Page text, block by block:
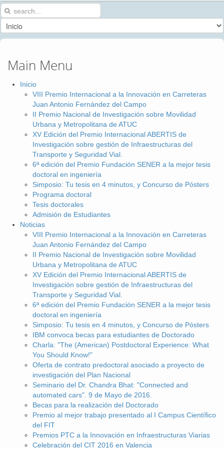
Main Menu
Inicio
VIII Premio Internacional a la Innovación en Carreteras
Juan Antonio Fernández del Campo
II Premio Nacional de Investigación sobre Movilidad
Urbana y Metropolitana de ATUC
XV Edición del Premio Internacional ABERTIS de
Investigación sobre gestión de Infraestructuras del
Transporte y Seguridad Vial.
6ª edición del Premio Fundación SENER a la mejor tesis
doctoral en ingeniería
Simposio: Tu tesis en 4 minutos, y Concurso de Pósters
Programa doctoral
Tesis doctorales
Admisión de Estudiantes
Noticias
VIII Premio Internacional a la Innovación en Carreteras
Juan Antonio Fernández del Campo
II Premio Nacional de Investigación sobre Movilidad
Urbana y Metropolitana de ATUC
XV Edición del Premio Internacional ABERTIS de
Investigación sobre gestión de Infraestructuras del
Transporte y Seguridad Vial.
6ª edición del Premio Fundación SENER a la mejor tesis
doctoral en ingeniería
Simposio: Tu tesis en 4 minutos, y Concurso de Pósters
IBM convoca becas para estudiantes de Doctorado
Charla: "The (American) Postdoctoral Experience: What
You Should Know!"
Oferta de contrato predoctoral asociado a proyecto de
investigación del Plan Nacional
Seminario del Dr. Chandra Bhat: "Connected and
automated cars". 9 de Mayo de 2016.
Becas para la realización del Doctorado
Premio al mejor trabajo presentado al I Campus Científico
del FIT
Premios PTC a la Innovación en Infraestructuras Viarias
Celebración del CIT 2016 en Valencia